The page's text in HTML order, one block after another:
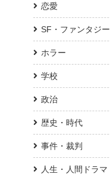
恋愛
SF・ファンタジー
ホラー
学校
政治
歴史・時代
事件・裁判
人生・人間ドラマ